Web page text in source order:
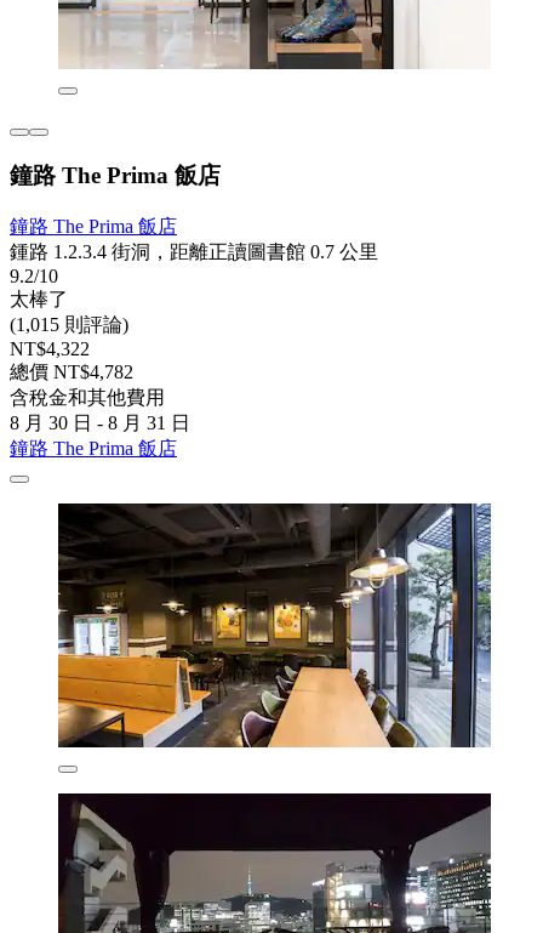
鐘路 The Prima 飯店
鐘路 The Prima 飯店
鍾路 1.2.3.4 街洞，距離正讀圖書館 0.7 公里
9.2/10
太棒了
(1,015 則評論)
NT$4,322
總價 NT$4,782
含稅金和其他費用
8 月 30 日 - 8 月 31 日
鐘路 The Prima 飯店